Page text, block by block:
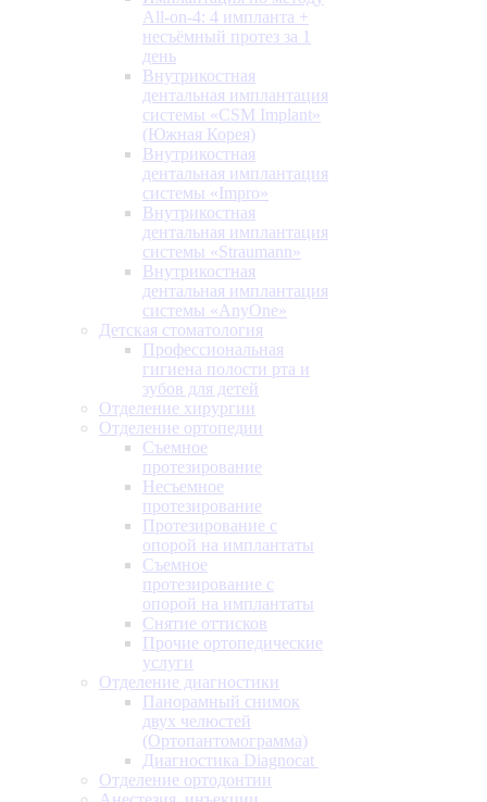
All-on-4: 4 импланта +
несъёмный протез за 1
день
Внутрикостная
дентальная имплантация
системы «CSM Implant»
(Южная Корея)
Внутрикостная
дентальная имплантация
системы «Impro»
Внутрикостная
дентальная имплантация
системы «Straumann»
Внутрикостная
дентальная имплантация
системы «AnyOne»
Детская стоматология
Профессиональная
гигиена полости рта и
зубов для детей
Отделение хирургии
Отделение ортопедии
Съемное
протезирование
Несъемное
протезирование
Протезирование с
опорой на имплантаты
Съемное
протезирование с
опорой на имплантаты
Снятие оттисков
Прочие ортопедические
услуги
Отделение диагностики
Панорамный снимок
двух челюстей
(Ортопантомограмма)
Диагностика Diagnocat
Отделение ортодонтии